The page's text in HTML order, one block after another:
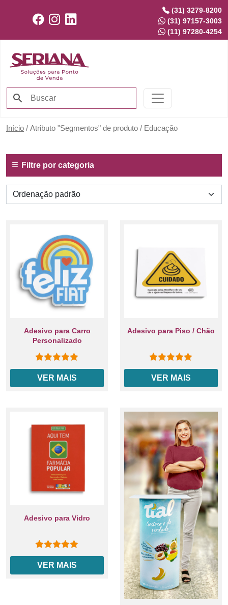
(31) 3279-8200
(31) 97157-3003
(11) 97280-4254
Início / Atributo "Segmentos" de produto / Educação
Filtre por categoria
Adesivo para Carro
Personalizado
0out of 5
VER MAIS
Adesivo para Piso / Chão
0out of 5
VER MAIS
Adesivo para Vidro
0out of 5
VER MAIS